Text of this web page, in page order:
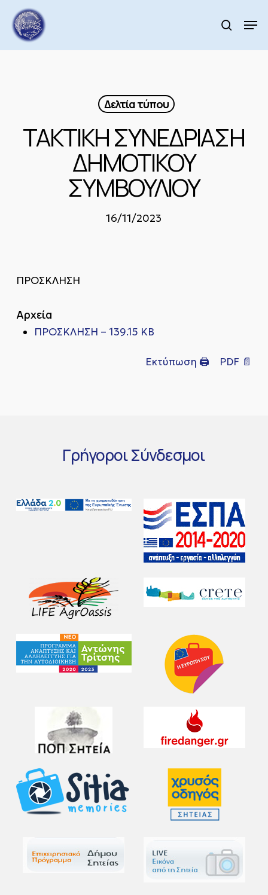
main
content
search
Δελτία τύπου
ΤΑΚΤΙΚΗ ΣΥΝΕΔΡΙΑΣΗ
ΔΗΜΟΤΙΚΟΥ
ΣΥΜΒΟΥΛΙΟΥ
16/11/2023
ΠΡΟΣΚΛΗΣΗ
Αρχεία
ΠΡΟΣΚΛΗΣΗ – 139.15 KB
Εκτύπωση 🖨 PDF 📄
ΓρήγοροιΣύνδεσμοι
Menu